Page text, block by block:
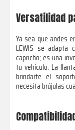
Versatilidad
Ya sea que andes
LEWIS se
capricho; es una
tu vehículo. La
brindarte el
necesita brújulas